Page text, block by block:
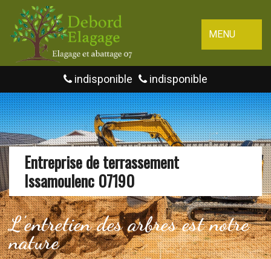
MENU
indisponible indisponible
Entreprise de terrassement
Issamoulenc 07190
L'entretien des arbres est notre
nature